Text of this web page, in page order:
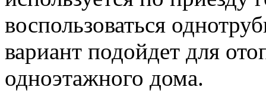
воспользоваться
вариант подойдет для
одноэтажного дома.